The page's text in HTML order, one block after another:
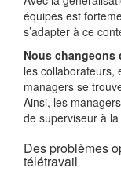
équipes est
s’adapter à ce
Nous changeons
les collaborateurs,
managers se
Ainsi, les
de superviseur à
Des problèmes
télétravail